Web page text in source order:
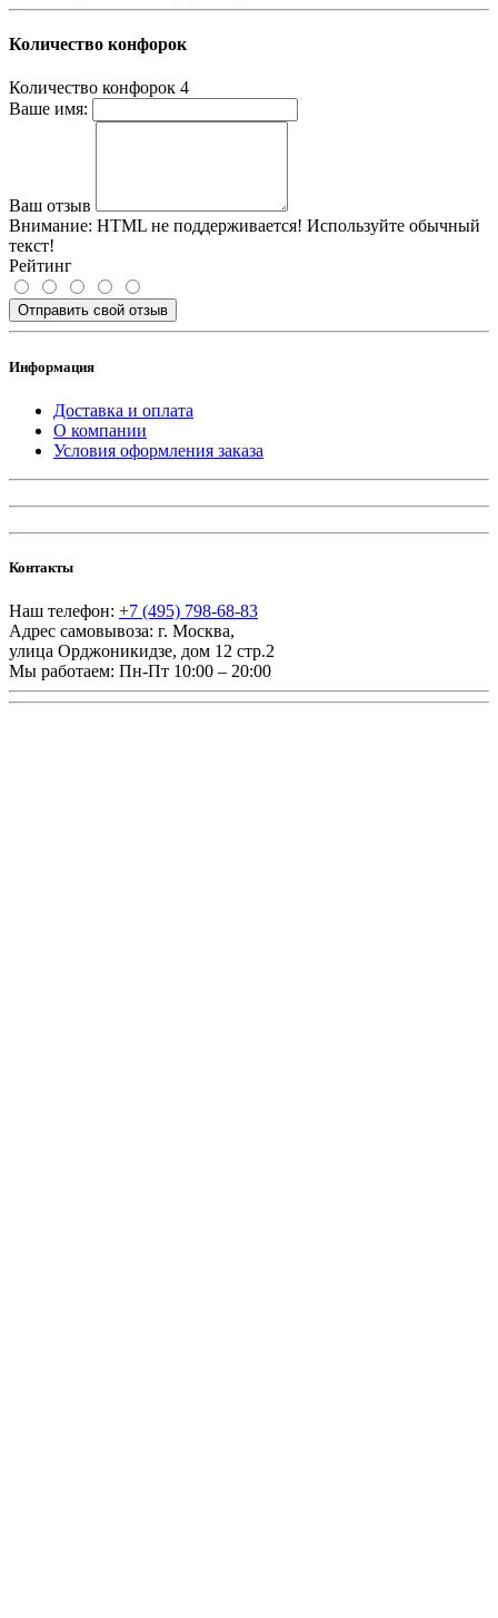
Количество конфорок
Количество конфорок 4
Ваше имя:
Ваш отзыв
Внимание: HTML не поддерживается! Используйте обычный
текст!
Рейтинг
Отправить свой отзыв
Информация
Доставка и оплата
О компании
Условия оформления заказа
Контакты
Наш телефон: +7 (495) 798-68-83
Адрес самовывоза: г. Москва,
улица Орджоникидзе, дом 12 стр.2
Мы работаем: Пн-Пт 10:00 – 20:00